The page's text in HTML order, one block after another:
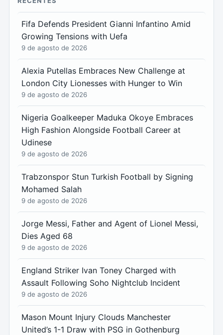
Fifa Defends President Gianni Infantino Amid
Growing Tensions with Uefa
9 de agosto de 2026
Alexia Putellas Embraces New Challenge at
London City Lionesses with Hunger to Win
9 de agosto de 2026
Nigeria Goalkeeper Maduka Okoye Embraces
High Fashion Alongside Football Career at
Udinese
9 de agosto de 2026
Trabzonspor Stun Turkish Football by Signing
Mohamed Salah
9 de agosto de 2026
Jorge Messi, Father and Agent of Lionel Messi,
Dies Aged 68
9 de agosto de 2026
England Striker Ivan Toney Charged with
Assault Following Soho Nightclub Incident
9 de agosto de 2026
Mason Mount Injury Clouds Manchester
United’s 1-1 Draw with PSG in Gothenburg